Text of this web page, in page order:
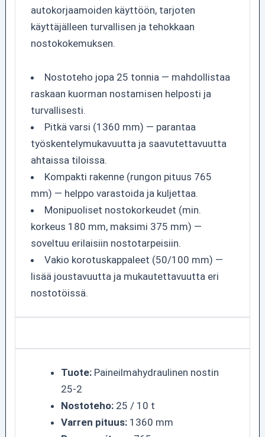
autokorjaamoiden käyttöön, tarjoten
käyttäjälleen turvallisen ja tehokkaan
nostokokemuksen.
Nostoteho jopa 25 tonnia — mahdollistaa
raskaan kuorman nostamisen helposti ja
turvallisesti.
Pitkä varsi (1360 mm) — parantaa
työskentelymukavuutta ja saavutettavuutta
ahtaissa tiloissa.
Kompakti rakenne (rungon pituus 765
mm) — helppo varastoida ja kuljettaa.
Monipuoliset nostokorkeudet (min.
korkeus 180 mm, maksimi 375 mm) —
soveltuu erilaisiin nostotarpeisiin.
Vakio korotuskappaleet (50/100 mm) —
lisää joustavuutta ja mukautettavuutta eri
nostotöissä.
Tuote:Paineilmahydraulinen nostin
25-2
Nostoteho:25 / 10 t
Varren pituus:1360 mm